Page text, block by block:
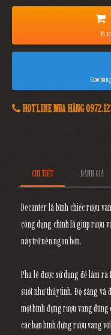
Và
Giao
HOTLINE MUA HÀNG
CHI TIẾT ĐÁNH GIÁ
Decanter là bình chiếc rượu
công dụng chính là giúp rượu
này trở nên ngon hơn.
Pha lê được sử dụng để làm
suốt như thủy tinh. Độ sáng và
một bình đựng rượu vang đúng
các bạn bình đựng rượu vang